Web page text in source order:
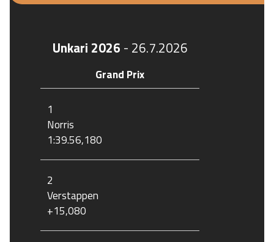
Unkari 2026 - 26.7.2026
Grand Prix
1
Norris
1:39.56,180
2
Verstappen
+15,080